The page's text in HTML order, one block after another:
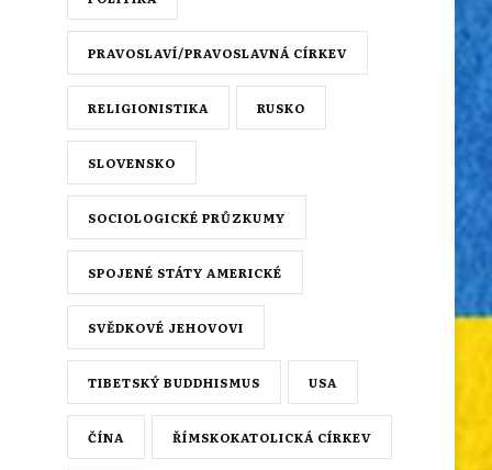
PRAVOSLAVÍ/PRAVOSLAVNÁ CÍRKEV
RELIGIONISTIKA RUSKO
SLOVENSKO
SOCIOLOGICKÉ PRŮZKUMY
SPOJENÉ STÁTY AMERICKÉ
SVĚDKOVÉ JEHOVOVI
TIBETSKÝ BUDDHISMUS USA
ČÍNA ŘÍMSKOKATOLICKÁ CÍRKEV